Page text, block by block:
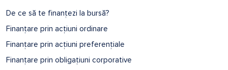
De ce să te finanțezi la bursă?
Finanțare prin acțiuni ordinare
Finanțare prin acțiuni preferențiale
Finanțare prin obligațiuni corporative